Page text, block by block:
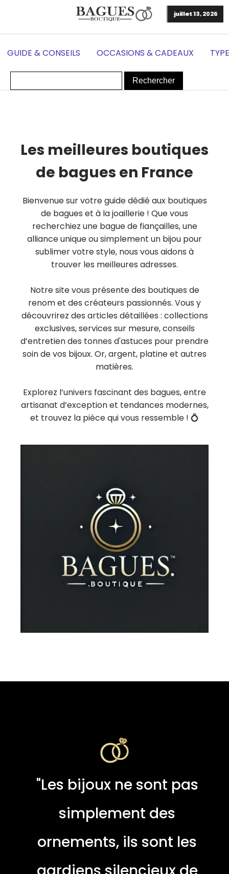
GUIDE & CONSEILS OCCASIONS & CADEAUX
Les meilleures boutiques
de bagues en France
Bienvenue sur votre guide dédié aux boutiques
de bagues et à la joaillerie ! Que vous
recherchiez une bague de fiançailles, une
alliance unique ou simplement un bijou pour
sublimer votre style, nous vous aidons à
trouver les meilleures adresses.
Notre site vous présente des boutiques de
renom et des créateurs passionnés. Vous y
découvrirez des articles détaillées : collections
exclusives, services sur mesure, conseils
d’entretien des tonnes d'astuces pour prendre
soin de vos bijoux. Or, argent, platine et autres
matières.
Explorez l’univers fascinant des bagues, entre
artisanat d’exception et tendances modernes,
et trouvez la pièce qui vous ressemble ! 💍
"Les bijoux ne sont pas
simplement des
ornements, ils sont les
juillet 20, 2026
juillet 17, 2026
juillet 13, 2026